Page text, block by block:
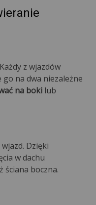
z wjazdów
go na dwa niezależne
na boki lub
Dzięki
w dachu
ściana boczna.